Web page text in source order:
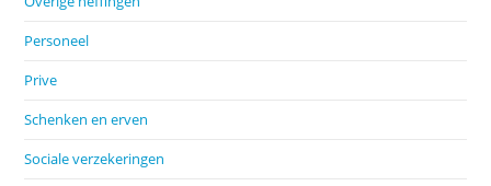
Personeel
Prive
Schenken en erven
Sociale verzekeringen